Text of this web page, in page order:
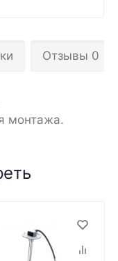
Отзывы 0
монтажа.